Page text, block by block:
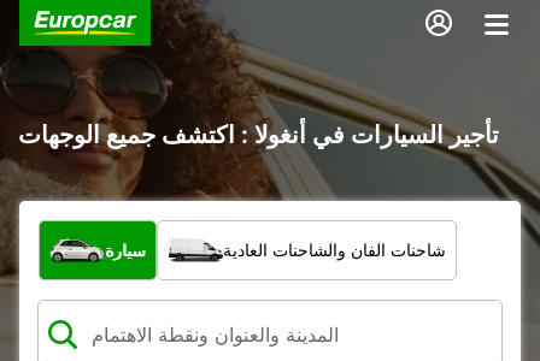
تأجير السيارات في أنغولا : اكتشف جميع الوجهات
ما نوع المركبة؟
سيارة شاحنات الفان والشاحنات العادية